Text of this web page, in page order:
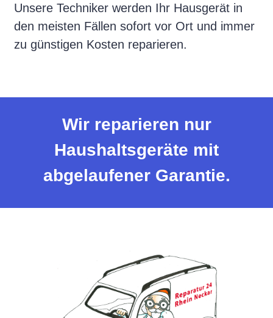
Unsere Techniker werden Ihr Hausgerät in
den meisten Fällen sofort vor Ort und immer
zu günstigen Kosten reparieren.
Wir reparieren nur
Haushaltsgeräte mit
abgelaufener Garantie.